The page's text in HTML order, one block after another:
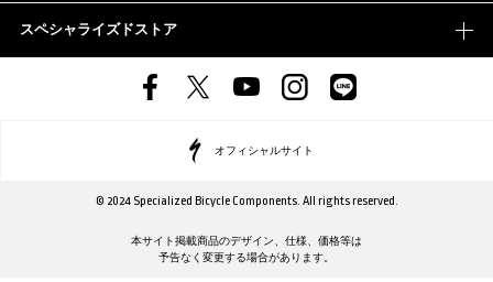
スペシャライズドストア
オフィシャルサイト
© 2024 Specialized Bicycle Components. All rights reserved.
本サイト掲載商品のデザイン、仕様、価格等は
予告なく変更する場合があります。